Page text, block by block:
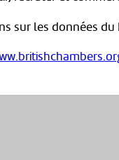
sur les données